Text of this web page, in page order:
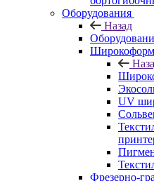
Оборудования
Назад
UV
Фрезерно-